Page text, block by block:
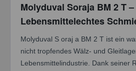
Molyduval Soraja BM 2 T –
Lebensmittelechtes
Molyduval S oraj a BM 2 T ist ein
nicht tropfendes Wälz- und
Lebensmittelindustrie. Dank seiner